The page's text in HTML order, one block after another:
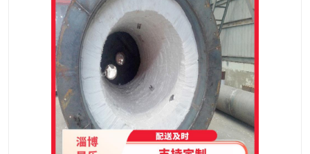
硅酸铝保温棉 硅酸铝板